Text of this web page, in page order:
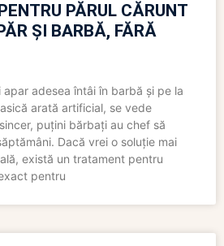
PĂRUL CĂRUNT
ȘI BARBĂ, FĂRĂ
adesea întâi în barbă și pe la
arată artificial, se vede
puțini bărbați au chef să
Dacă vrei o soluție mai
există un tratament pentru
pentru